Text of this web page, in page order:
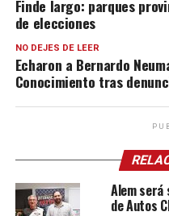
Finde largo: parques
de elecciones
NO DEJES DE LEER
Echaron a Bernardo
Conocimiento tras
Alem será
de Autos